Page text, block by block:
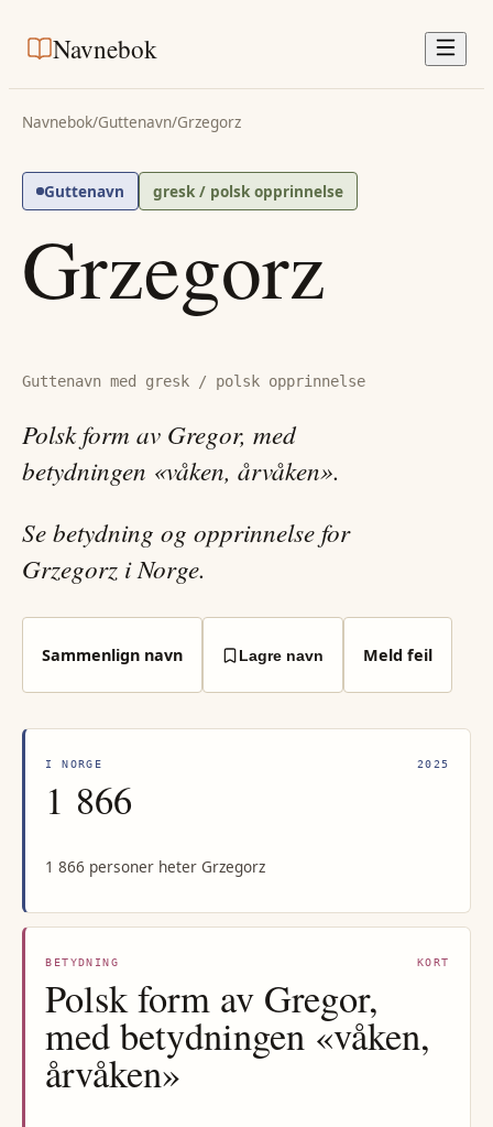
Navnebok
Navnebok/Guttenavn/Grzegorz
Guttenavn gresk / polsk opprinnelse
Grzegorz
Guttenavn med gresk / polsk opprinnelse
Polsk form av Gregor, med
betydningen «våken, årvåken».
Se betydning og opprinnelse for
Grzegorz i Norge.
Sammenlign navn Lagre navn Meld feil
I NORGE 2025
1 866
1 866 personer heter Grzegorz
BETYDNING KORT
Polsk form av Gregor,
med betydningen «våken,
årvåken»